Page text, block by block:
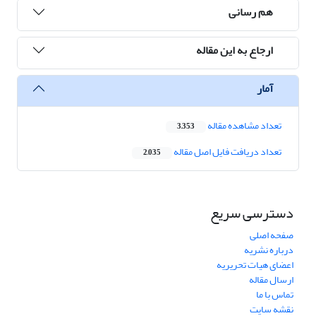
هم رسانی
ارجاع به این مقاله
آمار
تعداد مشاهده مقاله 3,353
تعداد دریافت فایل اصل مقاله 2,035
دسترسی سریع
صفحه اصلی
درباره نشریه
اعضای هیات تحریریه
ارسال مقاله
تماس با ما
نقشه سایت